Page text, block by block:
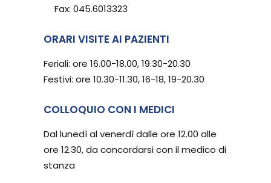
Fax: 045.6013323
ORARI VISITE AI PAZIENTI
Feriali: ore 16.00-18.00, 19.30-20.30
Festivi: ore 10.30-11.30, 16-18, 19-20.30
COLLOQUIO CON I MEDICI
Dal lunedì al venerdì dalle ore 12.00 alle
ore 12.30, da concordarsi con il medico di
stanza